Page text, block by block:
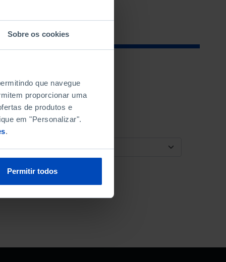
Sobre os cookies
que navegue
proporcionar uma
de produtos e
em "Personalizar".
.
Permitir todos
ORDENAR POR